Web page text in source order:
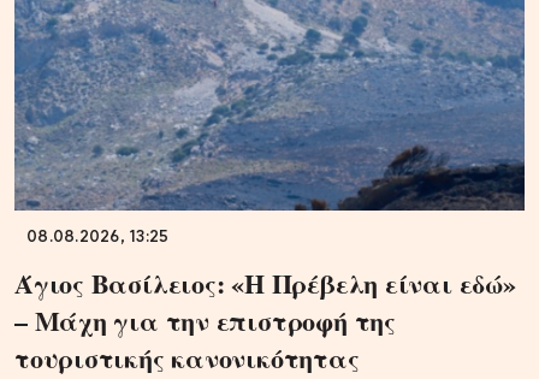
08.08.2026, 13:25
Άγιος Βασίλειος: «Η Πρέβελη είναι εδώ»
– Μάχη για την επιστροφή της
τουριστικής κανονικότητας